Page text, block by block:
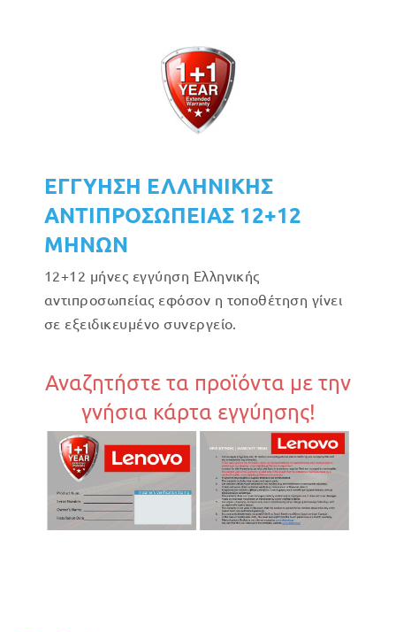
ΕΓΓΥΗΣΗ ΕΛΛΗΝΙΚΗΣ
ΑΝΤΙΠΡΟΣΩΠΕΙΑΣ 12+12
ΜΗΝΩΝ
12+12 μήνες εγγύηση Ελληνικής
αντιπροσωπείας εφόσον η τοποθέτηση γίνει
σε εξειδικευμένο συνεργείο.
Αναζητήστε τα προϊόντα με την
γνήσια κάρτα εγγύησης!